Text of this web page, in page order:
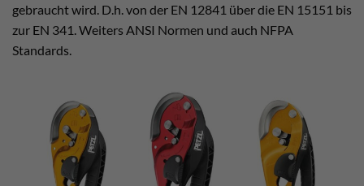
gebraucht wird. D.h. von der EN 12841 über die EN 15151 bis
zur EN 341. Weiters ANSI Normen und auch NFPA
Standards.